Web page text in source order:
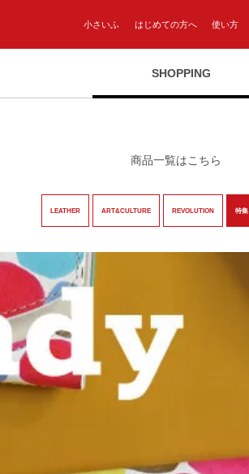
小さいふ はじめての方へ 使い方
SHOPPING
商品一覧はこちら
LEATHER ART&CULTURE REVOLUTION 特集